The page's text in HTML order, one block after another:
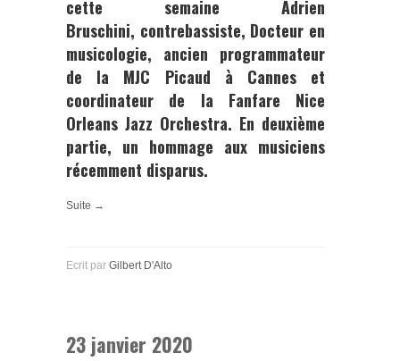
cette semaine Adrien
Bruschini, contrebassiste, Docteur en
musicologie, ancien programmateur
de la MJC Picaud à Cannes et
coordinateur de la Fanfare Nice
Orleans Jazz Orchestra. En deuxième
partie, un hommage aux musiciens
récemment disparus.
Suite →
Ecrit par Gilbert D'Alto
23 janvier 2020